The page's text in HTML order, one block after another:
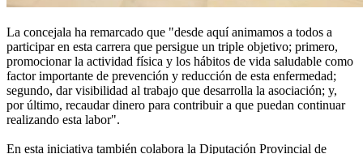
La concejala ha remarcado que "desde aquí animamos a todos a
participar en esta carrera que persigue un triple objetivo; primero,
promocionar la actividad física y los hábitos de vida saludable como
factor importante de prevención y reducción de esta enfermedad;
segundo, dar visibilidad al trabajo que desarrolla la asociación; y,
por último, recaudar dinero para contribuir a que puedan continuar
realizando esta labor".
En esta iniciativa también colabora la Diputación Provincial de